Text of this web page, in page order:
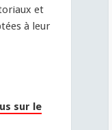
et
à leur
sur le